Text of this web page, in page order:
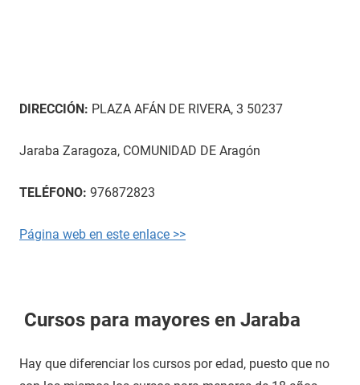
DIRECCIÓN: PLAZA AFÁN DE RIVERA, 3 50237
Jaraba Zaragoza, COMUNIDAD DE Aragón
TELÉFONO: 976872823
Página web en este enlace >>
Cursos para mayores en Jaraba
Hay que diferenciar los cursos por edad, puesto que no